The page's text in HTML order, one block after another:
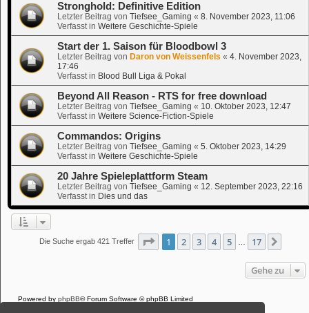
Stronghold: Definitive Edition
Letzter Beitrag von Tiefsee_Gaming « 8. November 2023, 11:06
Verfasst in Weitere Geschichte-Spiele
Start der 1. Saison für Bloodbowl 3
Letzter Beitrag von Daron von Weissenfels « 4. November 2023,
17:46
Verfasst in Blood Bull Liga & Pokal
Beyond All Reason - RTS for free download
Letzter Beitrag von Tiefsee_Gaming « 10. Oktober 2023, 12:47
Verfasst in Weitere Science-Fiction-Spiele
Commandos: Origins
Letzter Beitrag von Tiefsee_Gaming « 5. Oktober 2023, 14:29
Verfasst in Weitere Geschichte-Spiele
20 Jahre Spieleplattform Steam
Letzter Beitrag von Tiefsee_Gaming « 12. September 2023, 22:16
Verfasst in Dies und das
Die Suche ergab 421 Treffer Seite 1von 17
1 2 3 4 5 17
Gehe zu
Powered by phpBB® Forum Software © phpBB Limited